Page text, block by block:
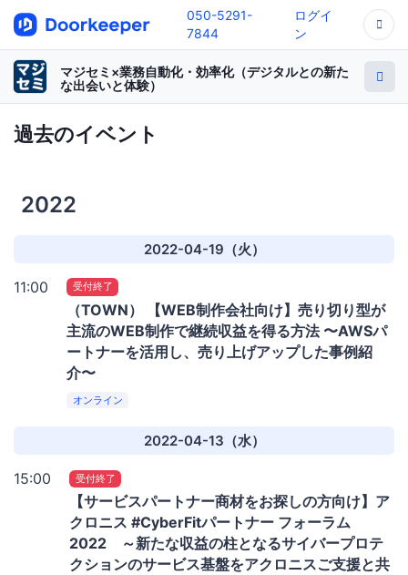
050-5291-
7844
ログイ
ン
マジセミ×業務自動化・効率化（デジタルとの新た
な出会いと体験）
過去のイベント
2022
2022-04-19（火）
11:00 受付終了
（TOWN） 【WEB制作会社向け】売り切り型が
主流のWEB制作で継続収益を得る方法 〜AWSパ
ートナーを活用し、売り上げアップした事例紹
介〜
オンライン
2022-04-13（水）
15:00 受付終了
【サービスパートナー商材をお探しの方向け】ア
クロニス #CyberFitパートナー フォーラム
2022 ～新たな収益の柱となるサイバープロテ
クションのサービス基盤をアクロニスご支援と共